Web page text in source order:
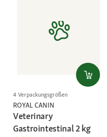
4 Verpackungsgrößen
ROYAL CANIN
Veterinary
Gastrointestinal 2 kg